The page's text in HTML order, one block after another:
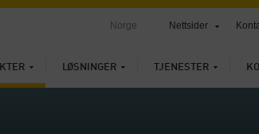
LØSNINGER TJENESTER
Norge Nettsider